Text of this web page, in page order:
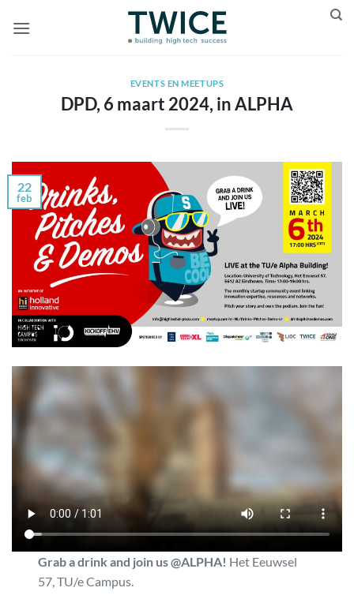
naar
EVENTS EN MEETUPS
DPD, 6 maart 2024, in ALPHA
22
feb
Grab a drink and join us @ALPHA! Het Eeuwsel
57, TU/e Campus.